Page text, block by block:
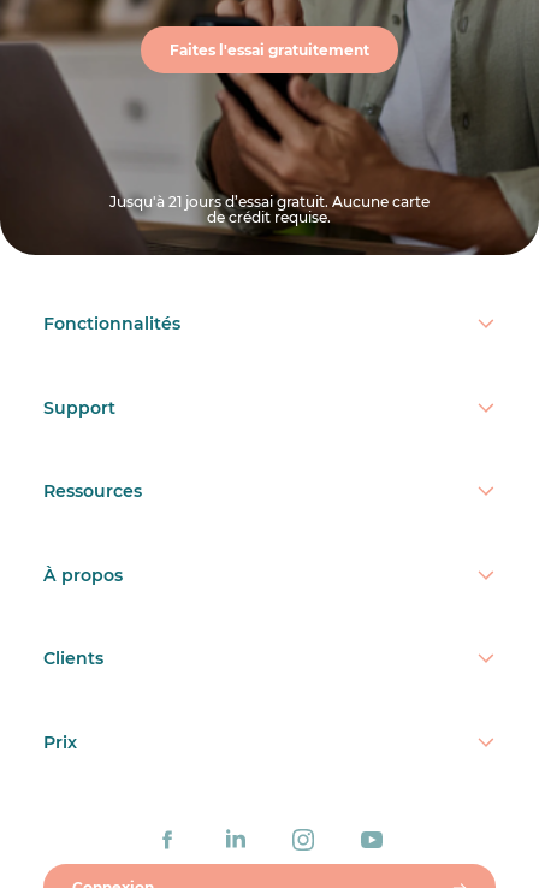
Faites l'essai gratuitement
Jusqu'à 21 jours d’essai gratuit. Aucune carte
de crédit requise.
Fonctionnalités
Support
Ressources
À propos
Clients
Prix